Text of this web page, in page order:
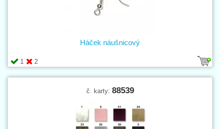
1 2
Háček náušnicový
č. karty: 88539